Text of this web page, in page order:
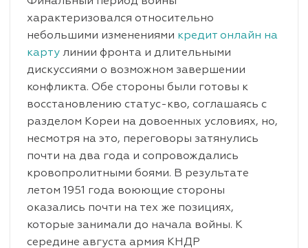
характеризовался относительно
небольшими изменениями кредит онлайн на
карту линии фронта и длительными
дискуссиями о возможном завершении
конфликта. Обе стороны были готовы к
восстановлению статус-кво, соглашаясь с
разделом Кореи на довоенных условиях, но,
несмотря на это, переговоры затянулись
почти на два года и сопровождались
кровопролитными боями. В результате
летом 1951 года воюющие стороны
оказались почти на тех же позициях,
которые занимали до начала войны. К
середине августа армия КНДР